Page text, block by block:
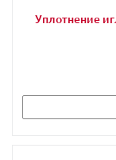
Уплотнение